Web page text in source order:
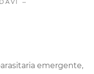
emergente,